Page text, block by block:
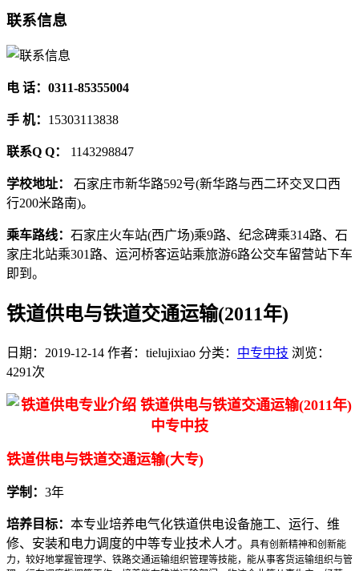
联系信息
电 话：0311-85355004
手 机： 15303113838
联系Q Q： 1143298847
学校地址： 石家庄市新华路592号(新华路与西二环交叉口西
行200米路南)。
乘车路线： 石家庄火车站(西广场)乘9路、纪念碑乘314路、石
家庄北站乘301路、运河桥客运站乘旅游6路公交车留营站下车
即到。
铁道供电与铁道交通运输(2011年)
日期：2019-12-14 作者：tielujixiao 分类： 中专中技 浏览：
4291次
铁道供电与铁道交通运输(大专)
学制： 3年
培养目标： 本专业培养电气化铁道供电设备施工、运行、维
修、安装和电力调度的中等专业技术人才。
具有创新精神和创新能
力，较好地掌握管理学、铁路交通运输组织管理等技能，能从事客货运输组织与管